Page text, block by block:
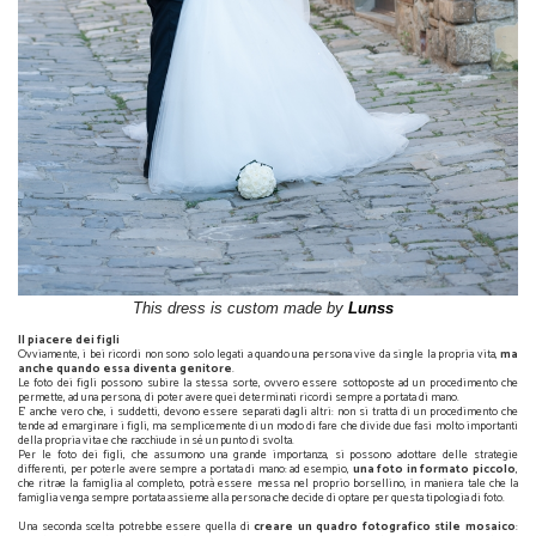
This dress is custom made by Lunss
Il piacere dei figli
Ovviamente, i bei ricordi non sono solo legati a quando una persona vive da single la propria vita,ma
anche quando essa diventa genitore.
Le foto dei figli possono subire la stessa sorte, ovvero essere sottoposte ad un procedimento che
permette, ad una persona, di poter avere quei determinati ricordi sempre a portata di mano.
E' anche vero che, i suddetti, devono essere separati dagli altri: non si tratta di un procedimento che
tende ad emarginare i figli, ma semplicemente di un modo di fare che divide due fasi molto importanti
della propria vita e che racchiude in sé un punto di svolta.
Per le foto dei figli, che assumono una grande importanza, si possono adottare delle strategie
differenti, per poterle avere sempre a portata di mano: ad esempio, una foto in formato piccolo,
che ritrae la famiglia al completo, potrà essere messa nel proprio borsellino, in maniera tale che la
famiglia venga sempre portata assieme alla persona che decide di optare per questa tipologia di foto.
Una seconda scelta potrebbe essere quella dicreare un quadro fotografico stile mosaico: